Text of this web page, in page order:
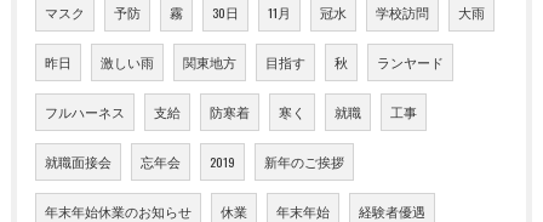
マスク 予防 霧 30日 11月 冠水 学校訪問 大雨
昨日 激しい雨 関東地方 目指す 秋 ランヤード
フルハーネス 支給 防寒着 寒く 就職 工事
就職面接会 忘年会 2019 新年のご挨拶
年末年始休業のお知らせ 休業 年末年始 経験者優遇